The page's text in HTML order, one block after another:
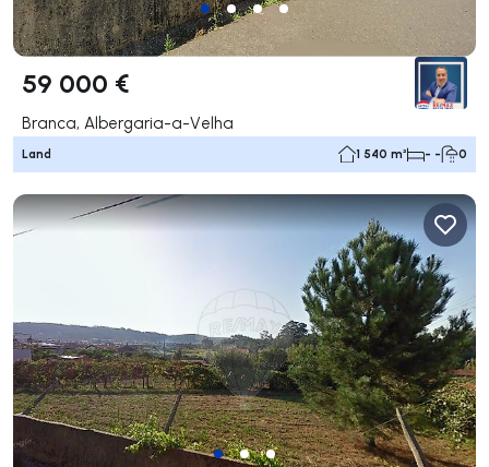
59 000 €
Branca, Albergaria-a-Velha
Land 1 540 m² - - 0